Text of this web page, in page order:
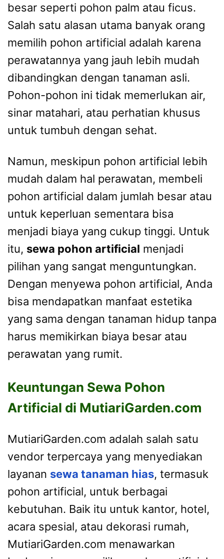
besar seperti pohon palm atau ficus.
Salah satu alasan utama banyak orang
memilih pohon artificial adalah karena
perawatannya yang jauh lebih mudah
dibandingkan dengan tanaman asli.
Pohon-pohon ini tidak memerlukan air,
sinar matahari, atau perhatian khusus
untuk tumbuh dengan sehat.
Namun, meskipun pohon artificial lebih
mudah dalam hal perawatan, membeli
pohon artificial dalam jumlah besar atau
untuk keperluan sementara bisa
menjadi biaya yang cukup tinggi. Untuk
itu, sewa pohon artificial menjadi
pilihan yang sangat menguntungkan.
Dengan menyewa pohon artificial, Anda
bisa mendapatkan manfaat estetika
yang sama dengan tanaman hidup tanpa
harus memikirkan biaya besar atau
perawatan yang rumit.
Keuntungan Sewa Pohon
Artificial di MutiariGarden.com
MutiariGarden.com adalah salah satu
vendor terpercaya yang menyediakan
layanan sewa tanaman hias, termasuk
pohon artificial, untuk berbagai
kebutuhan. Baik itu untuk kantor, hotel,
acara spesial, atau dekorasi rumah,
MutiariGarden.com menawarkan